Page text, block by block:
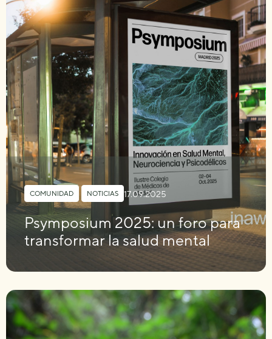
COMUNIDAD NOTICIAS 17.09.2025
Psymposium 2025: un foro para
transformar la salud mental